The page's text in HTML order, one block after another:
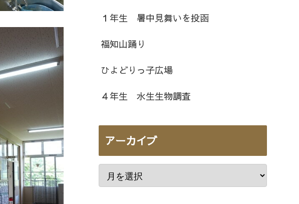
１年生 暑中見舞いを投函
福知山踊り
ひよどりっ子広場
４年生 水生生物調査
アーカイブ